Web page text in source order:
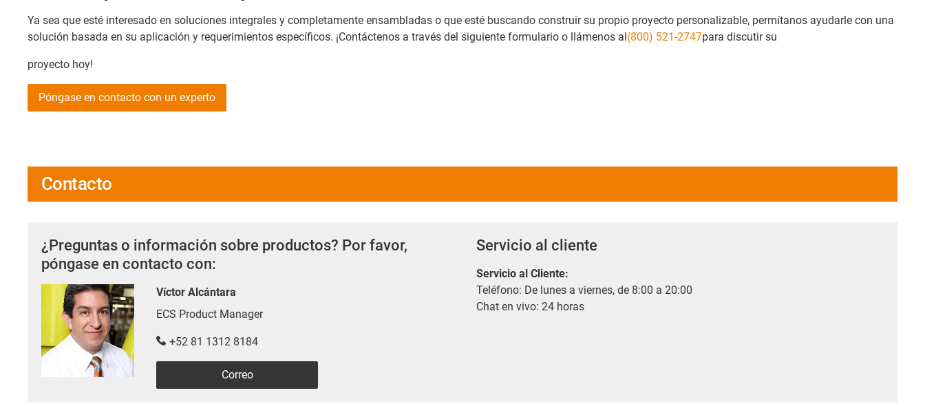
Ya sea que esté interesado en soluciones integrales y completamente ensambladas o que esté buscando construir su propio proyecto personalizable, permítanos ayudarle con una
solución basada en su aplicación y requerimientos específicos. ¡Contáctenos a través del siguiente formulario o llámenos al(800) 521-2747para discutir su
proyecto hoy!
Póngase en contacto con un experto
Contacto
¿Preguntas o información sobre productos? Por favor,
póngase en contacto con:
Víctor Alcántara
ECS Product Manager
+52 81 1312 8184
Correo
Servicio al cliente
Servicio al Cliente:
Teléfono: De lunes a viernes, de 8:00 a 20:00
Chat en vivo: 24 horas